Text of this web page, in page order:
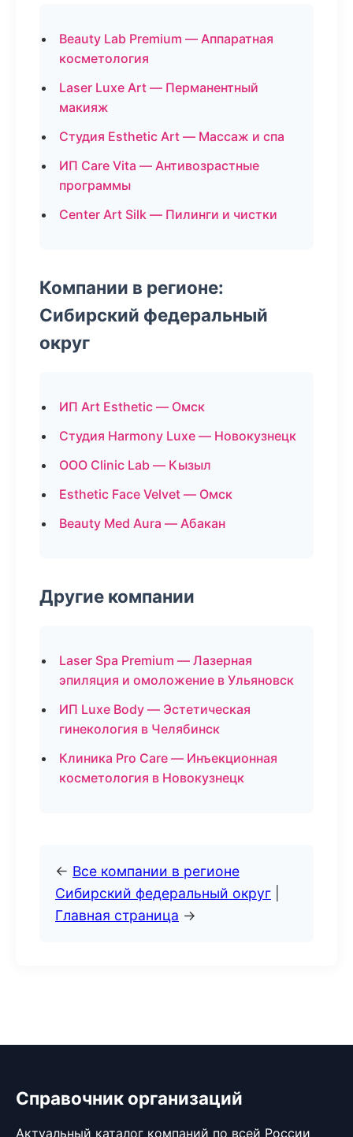
Beauty Lab Premium — Аппаратная
косметология
Laser Luxe Art — Перманентный
макияж
Студия Esthetic Art — Массаж и спа
ИП Care Vita — Антивозрастные
программы
Center Art Silk — Пилинги и чистки
Компании в регионе:
Сибирский федеральный
округ
ИП Art Esthetic — Омск
Студия Harmony Luxe — Новокузнецк
ООО Clinic Lab — Кызыл
Esthetic Face Velvet — Омск
Beauty Med Aura — Абакан
Другие компании
Laser Spa Premium — Лазерная
эпиляция и омоложение в Ульяновск
ИП Luxe Body — Эстетическая
гинекология в Челябинск
Клиника Pro Care — Инъекционная
косметология в Новокузнецк
← Все компании в регионе
Сибирский федеральный округ
Главная страница →
Справочник организаций
Актуальный каталог компаний по всей России